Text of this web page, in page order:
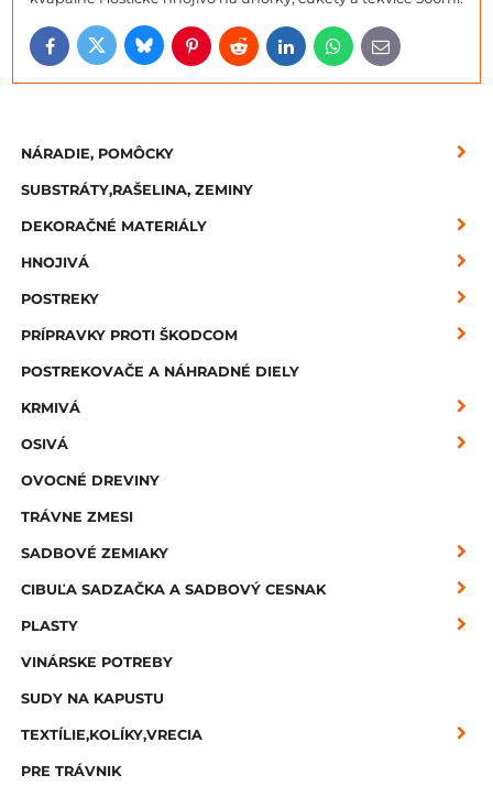
FacebookTwitterBlueskyPinterestRedditLinkedInWhatsApp
E-
mail
NÁRADIE, POMÔCKY
SUBSTRÁTY,RAŠELINA, ZEMINY
DEKORAČNÉ MATERIÁLY
HNOJIVÁ
POSTREKY
PRÍPRAVKY PROTI ŠKODCOM
POSTREKOVAČE A NÁHRADNÉ DIELY
KRMIVÁ
OSIVÁ
OVOCNÉ DREVINY
TRÁVNE ZMESI
SADBOVÉ ZEMIAKY
CIBUĽA SADZAČKA A SADBOVÝ CESNAK
PLASTY
VINÁRSKE POTREBY
SUDY NA KAPUSTU
TEXTÍLIE,KOLÍKY,VRECIA
PRE TRÁVNIK